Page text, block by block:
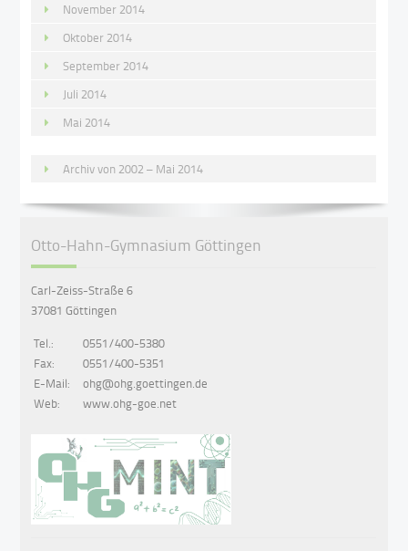
November 2014
Oktober 2014
September 2014
Juli 2014
Mai 2014
Archiv von 2002 – Mai 2014
Otto-Hahn-Gymnasium Göttingen
Carl-Zeiss-Straße 6
37081 Göttingen
Tel.:
0551/400-5380
Fax:
0551/400-5351
E-Mail:
ohg@ohg.goettingen.de
Web:
www.ohg-goe.net